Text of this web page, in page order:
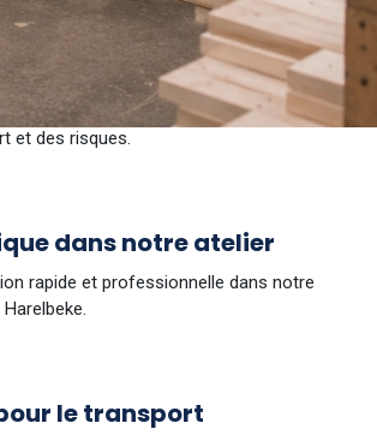
en interne
emballage part des dimensions, du poids, du
et des risques.
dans notre atelier
rapide et professionnelle dans notre
le transport